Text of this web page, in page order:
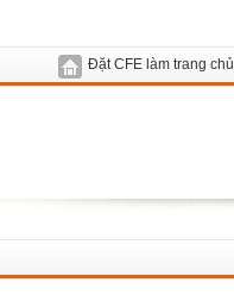
Đặt CFE làm trang chủ